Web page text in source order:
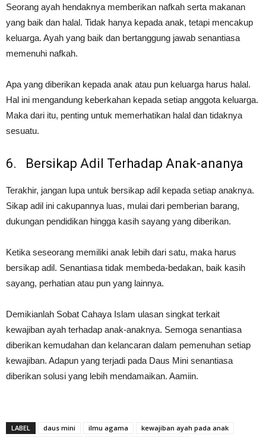
Seorang ayah hendaknya memberikan nafkah serta makanan
yang baik dan halal. Tidak hanya kepada anak, tetapi mencakup
keluarga. Ayah yang baik dan bertanggung jawab senantiasa
memenuhi nafkah.
Apa yang diberikan kepada anak atau pun keluarga harus halal.
Hal ini mengandung keberkahan kepada setiap anggota keluarga.
Maka dari itu, penting untuk memerhatikan halal dan tidaknya
sesuatu.
6. Bersikap Adil Terhadap Anak-ananya
Terakhir, jangan lupa untuk bersikap adil kepada setiap anaknya.
Sikap adil ini cakupannya luas, mulai dari pemberian barang,
dukungan pendidikan hingga kasih sayang yang diberikan.
Ketika seseorang memiliki anak lebih dari satu, maka harus
bersikap adil. Senantiasa tidak membeda-bedakan, baik kasih
sayang, perhatian atau pun yang lainnya.
Demikianlah Sobat Cahaya Islam ulasan singkat terkait
kewajiban ayah terhadap anak-anaknya. Semoga senantiasa
diberikan kemudahan dan kelancaran dalam pemenuhan setiap
kewajiban. Adapun yang terjadi pada Daus Mini senantiasa
diberikan solusi yang lebih mendamaikan. Aamiin.
LABEL daus mini ilmu agama
kewajiban ayah pada anak